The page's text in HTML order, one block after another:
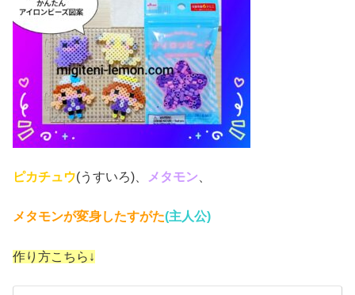
ピカチュウ(うすいろ)、 メタモン
メタモンが変身したすがた(主人公)
作り方こちら↓